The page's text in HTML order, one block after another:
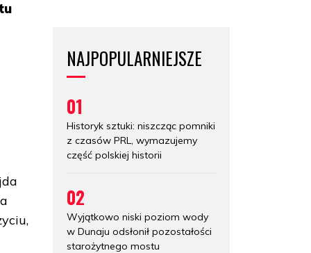
NAJPOPULARNIEJSZE
01
Historyk sztuki: niszcząc pomniki
z czasów PRL, wymazujemy
część polskiej historii
02
Wyjątkowo niski poziom wody
w Dunaju odsłonił pozostałości
starożytnego mostu